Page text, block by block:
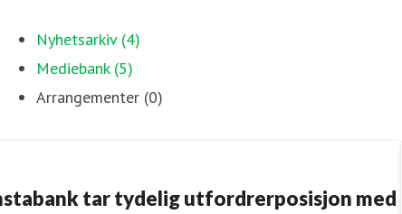
Nyhetsarkiv (4)
Mediebank (5)
Arrangementer (0)
tar tydelig utfordrerposisjon med